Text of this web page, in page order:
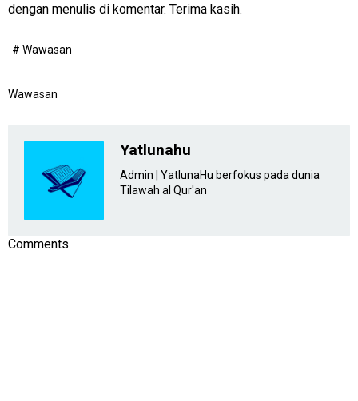
dengan menulis di komentar. Terima kasih.
# Wawasan
Wawasan
Yatlunahu
Admin | YatlunaHu berfokus pada dunia
Tilawah al Qur'an
Comments